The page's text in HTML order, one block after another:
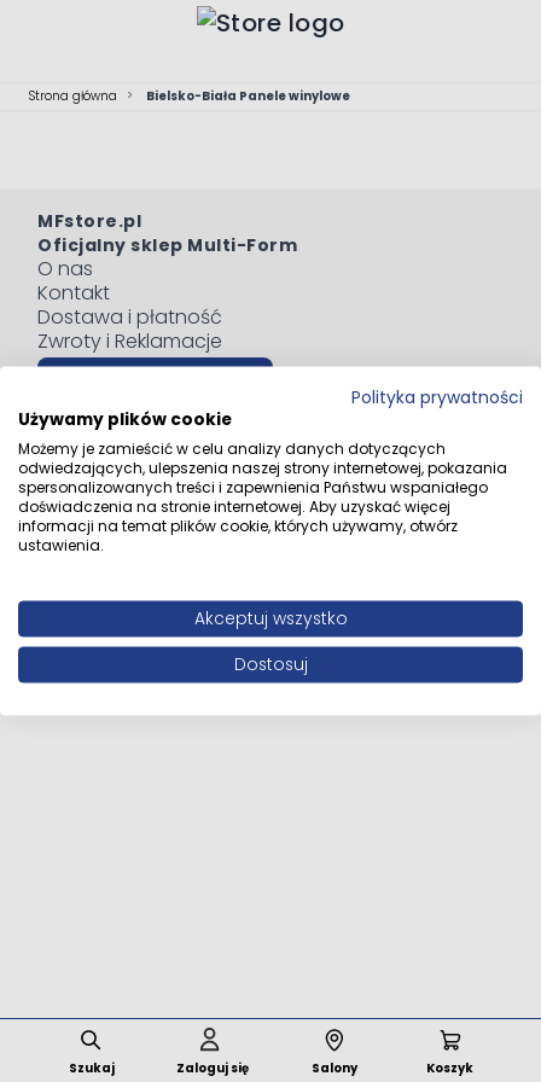
Szukaj Zaloguj się Salony Koszyk
Strona główna > Bielsko-Biała Panele winylowe
MFstore.pl
Oficjalny sklep Multi-Form
O nas
Kontakt
Dostawa i płatność
Zwroty i Reklamacje
Blog
Regulaminy
Polityka prywatności
Informacja o zużytym sprzęcie elektrycznym i
elektronicznym
Wszystkie prawa zastrzeżone © 2026 MFstore.pl /
Powered byNetwork Interactive
Polityka prywatności
Używamy plików cookie
Możemy je zamieścić w celu analizy danych dotyczących
odwiedzających, ulepszenia naszej strony internetowej, pokazania
spersonalizowanych treści i zapewnienia Państwu wspaniałego
doświadczenia na stronie internetowej. Aby uzyskać więcej
informacji na temat plików cookie, których używamy, otwórz
ustawienia.
Akceptuj wszystko
Dostosuj